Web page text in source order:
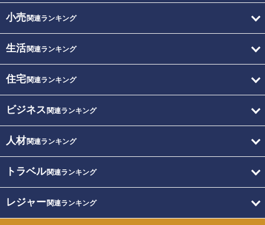
小売関連ランキング
生活関連ランキング
住宅関連ランキング
ビジネス 関連ランキング
人材関連ランキング
トラベル関連ランキング
レジャー関連ランキング